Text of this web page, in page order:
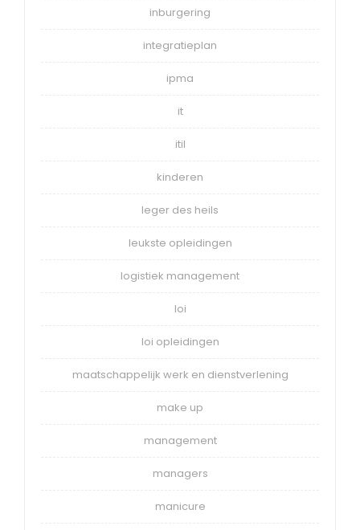
inburgering
integratieplan
ipma
it
itil
kinderen
leger des heils
leukste opleidingen
logistiek management
loi
loi opleidingen
maatschappelijk werk en dienstverlening
make up
management
managers
manicure